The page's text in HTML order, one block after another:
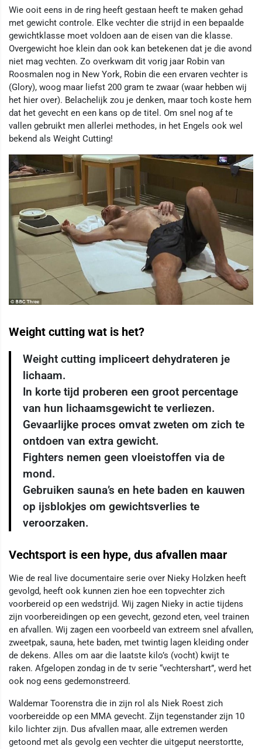
Wie ooit eens in de ring heeft gestaan heeft te maken gehad
met gewicht controle. Elke vechter die strijd in een bepaalde
gewichtklasse moet voldoen aan de eisen van die klasse.
Overgewicht hoe klein dan ook kan betekenen dat je die avond
niet mag vechten. Zo overkwam dit vorig jaar Robin van
Roosmalen nog in New York, Robin die een ervaren vechter is
(Glory), woog maar liefst 200 gram te zwaar (waar hebben wij
het hier over). Belachelijk zou je denken, maar toch koste hem
dat het gevecht en een kans op de titel. Om snel nog af te
vallen gebruikt men allerlei methodes, in het Engels ook wel
bekend als Weight Cutting!
Weight cutting wat is het?
Weight cutting impliceert dehydrateren je
lichaam.
In korte tijd proberen een groot percentage
van hun lichaamsgewicht te verliezen.
Gevaarlijke proces omvat zweten om zich te
ontdoen van extra gewicht.
Fighters nemen geen vloeistoffen via de
mond.
Gebruiken sauna’s en hete baden en kauwen
op ijsblokjes om gewichtsverlies te
veroorzaken.
Vechtsport is een hype, dus afvallen maar
Wie de real live documentaire serie over Nieky Holzken heeft
gevolgd, heeft ook kunnen zien hoe een topvechter zich
voorbereid op een wedstrijd. Wij zagen Nieky in actie tijdens
zijn voorbereidingen op een gevecht, gezond eten, veel trainen
en afvallen. Wij zagen een voorbeeld van extreem snel afvallen,
zweetpak, sauna, hete baden, met twintig lagen kleiding onder
de dekens. Alles om aar die laatste kilo’s (vocht) kwijt te
raken. Afgelopen zondag in de tv serie “vechtershart”, werd het
ook nog eens gedemonstreerd.
Waldemar Toorenstra die in zijn rol als Niek Roest zich
voorbereidde op een MMA gevecht. Zijn tegenstander zijn 10
kilo lichter zijn. Dus afvallen maar, alle extremen werden
getoond met als gevolg een vechter die uitgeput neerstortte,